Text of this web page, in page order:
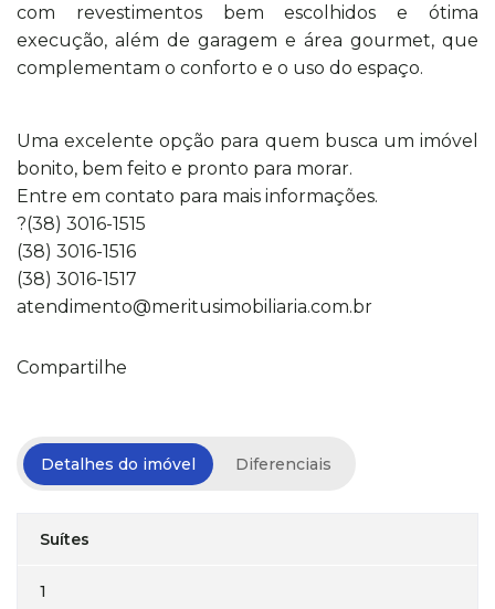
com revestimentos bem escolhidos e ótima
execução, além de garagem e área gourmet, que
complementam o conforto e o uso do espaço.
Uma excelente opção para quem busca um imóvel
bonito, bem feito e pronto para morar.
Entre em contato para mais informações.
?(38) 3016-1515
(38) 3016-1516
(38) 3016-1517
atendimento@meritusimobiliaria.com.br
Compartilhe
Detalhes do imóvel Diferenciais
Suítes
1